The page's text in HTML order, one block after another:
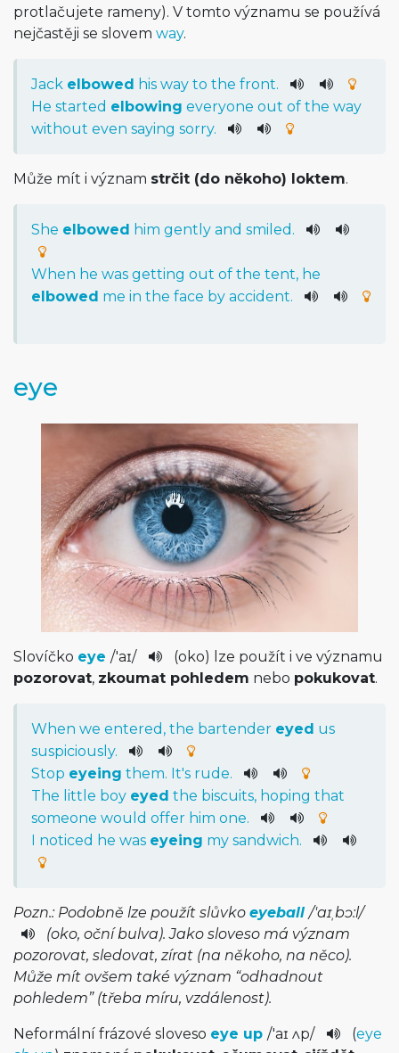
protlačujete rameny). V tomto významu se používá
nejčastěji se slovem way.
Jack elbowed his way to the front.
He started elbowing everyone out of the way
without even saying sorry.
Může mít i význam strčit (do někoho) loktem.
She elbowed him gently and smiled .
When he was getting out of the tent, he
elbowed me in the face by accident.
eye
Slovíčko eye /'aɪ/
(oko) lze použít i ve významu
pozorovat, zkoumat pohledem nebo pokukovat.
When we entered , the bartender eyed us
suspiciously.
Stop eyeing them. It's rude.
The little boy eyed the biscuits, hoping that
someone would offer him one.
noticed he was eyeing my sandwich.
Pozn.: Podobně lze použít slůvko eyeball /'aɪˌbɔ:l/­
(oko, oční bulva). Jako sloveso má význam
pozorovat, sledovat, zírat (na někoho, na něco).
Může mít ovšem také význam “odhadnout
pohledem” (třeba míru, vzdálenost).
Neformální frázové sloveso eye up /'aɪ ʌp/ (eye